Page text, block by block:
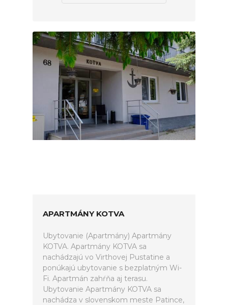
APARTMÁNY KOTVA
Ubytovanie (Apartmány) Apartmány
KOTVA. Apartmány KOTVA sa
nachádzajú vo Virthovej Pustatine a
ponúkajú ubytovanie s bezplatným Wi-
Fi. Apartmán zahŕňa aj terasu.
Ubytovanie Apartmány KOTVA sa
nachádza v slovenskom meste Patince,